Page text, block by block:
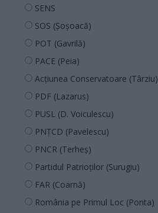
SENS
SOS (Șoșoacă)
POT (Gavrilă)
PACE (Peia)
Acțiunea Conservatoare (Târziu)
PDF (Lazarus)
PUSL (D. Voiculescu)
PNȚCD (Pavelescu)
PNCR (Terheș)
Partidul Patrioților (Surugiu)
FAR (Coarnă)
România pe Primul Loc (Ponta)